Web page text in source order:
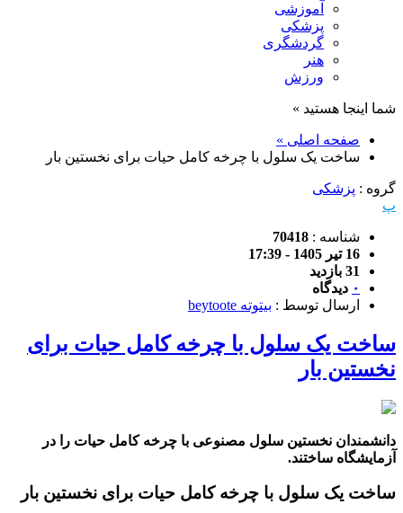
آموزشی
پزشکی
گردشگری
هنر
ورزش
شما اینجا هستید »
صفحه اصلی »
ساخت یک سلول با چرخه کامل حیات برای نخستین بار
گروه : پزشکی
پ
شناسه : 70418
16 تیر 1405 - 17:39
31 بازدید
۰ دیدگاه
ارسال توسط : بیتوته beytoote
ساخت یک سلول با چرخه کامل حیات برای
نخستین بار
دانشمندان نخستین سلول مصنوعی با چرخه کامل حیات را در
آزمایشگاه ساختند.
ساخت یک سلول با چرخه کامل حیات برای نخستین بار